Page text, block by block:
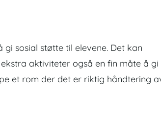
sosial støtte til elevene. Det kan
aktiviteter også en fin måte å gi
et rom der det er riktig håndtering